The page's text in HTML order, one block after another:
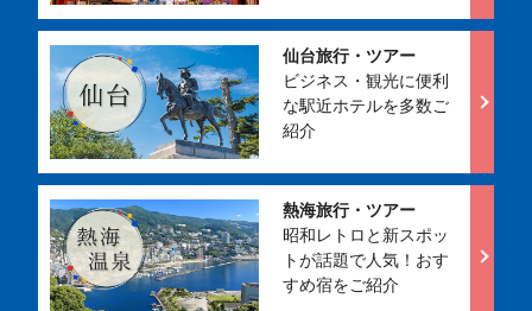
仙台旅行・ツアー
ビジネス・観光に便利
な駅近ホテルを多数ご
紹介
熱海旅行・ツアー
昭和レトロと新スポッ
トが話題で人気！おす
すめ宿をご紹介